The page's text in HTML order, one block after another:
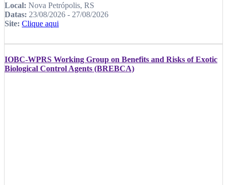
Local: Nova Petrópolis, RS
Datas: 23/08/2026 - 27/08/2026
Site: Clique aqui
IOBC-WPRS Working Group on Benefits and Risks of Exotic
Biological Control Agents (BREBCA)